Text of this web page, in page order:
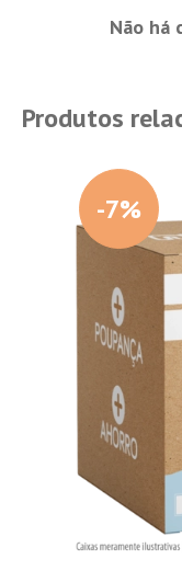
Não há
Produtos
-7%